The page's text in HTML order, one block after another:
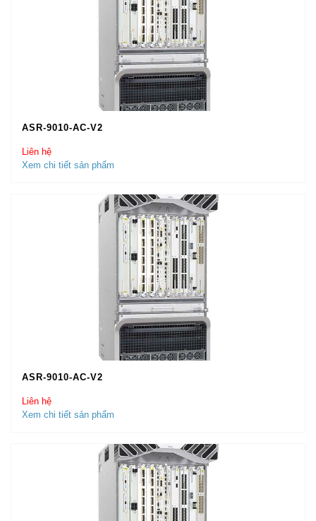
ASR-9010-AC-V2
Liên hệ
Xem chi tiết sản phẩm
ASR-9010-AC-V2
Liên hệ
Xem chi tiết sản phẩm